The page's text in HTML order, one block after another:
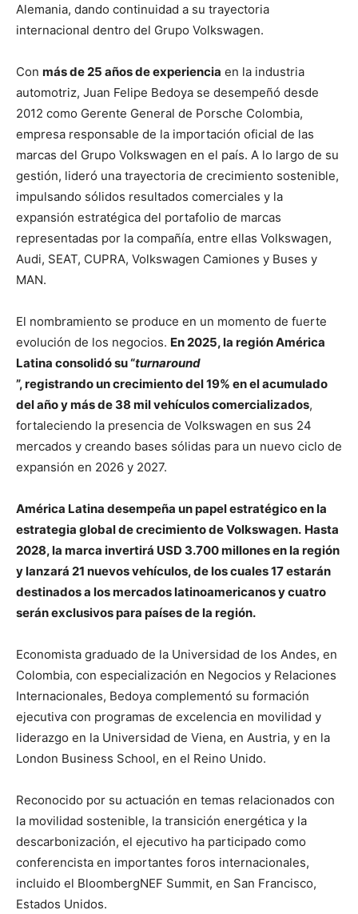
Alemania, dando continuidad a su trayectoria
internacional dentro del Grupo Volkswagen.
Con más de 25 años de experiencia en la industria
automotriz, Juan Felipe Bedoya se desempeñó desde
2012 como Gerente General de Porsche Colombia,
empresa responsable de la importación oficial de las
marcas del Grupo Volkswagen en el país. A lo largo de su
gestión, lideró una trayectoria de crecimiento sostenible,
impulsando sólidos resultados comerciales y la
expansión estratégica del portafolio de marcas
representadas por la compañía, entre ellas Volkswagen,
Audi, SEAT, CUPRA, Volkswagen Camiones y Buses y
MAN.
El nombramiento se produce en un momento de fuerte
evolución de los negocios. En 2025, la región América
Latina consolidó su “turnaround
”, registrando un crecimiento del 19% en el acumulado
del año y más de 38 mil vehículos comercializados,
fortaleciendo la presencia de Volkswagen en sus 24
mercados y creando bases sólidas para un nuevo ciclo de
expansión en 2026 y 2027.
América Latina desempeña un papel estratégico en la
estrategia global de crecimiento de Volkswagen. Hasta
2028, la marca invertirá USD 3.700 millones en la región
y lanzará 21 nuevos vehículos, de los cuales 17 estarán
destinados a los mercados latinoamericanos y cuatro
serán exclusivos para países de la región.
Economista graduado de la Universidad de los Andes, en
Colombia, con especialización en Negocios y Relaciones
Internacionales, Bedoya complementó su formación
ejecutiva con programas de excelencia en movilidad y
liderazgo en la Universidad de Viena, en Austria, y en la
London Business School, en el Reino Unido.
Reconocido por su actuación en temas relacionados con
la movilidad sostenible, la transición energética y la
descarbonización, el ejecutivo ha participado como
conferencista en importantes foros internacionales,
incluido el BloombergNEF Summit, en San Francisco,
Estados Unidos.